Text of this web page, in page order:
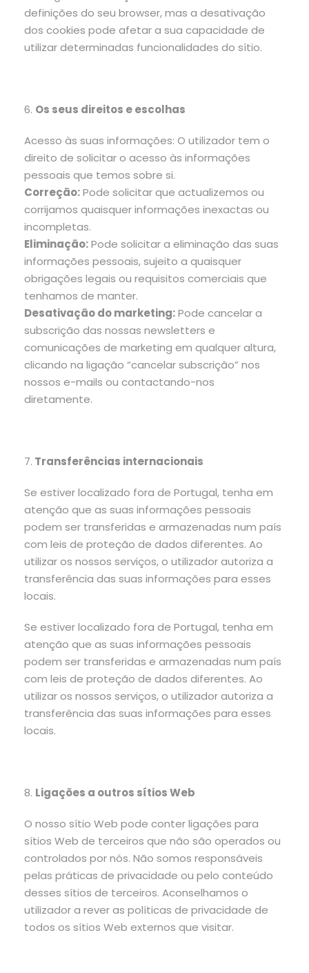
definições do seu browser, mas a desativação
dos cookies pode afetar a sua capacidade de
utilizar determinadas funcionalidades do sítio.
6. Os seus direitos e escolhas
Acesso às suas informações: O utilizador tem o
direito de solicitar o acesso às informações
pessoais que temos sobre si.
Correção:Pode solicitar que actualizemos ou
corrijamos quaisquer informações inexactas ou
incompletas.
Eliminação:Pode solicitar a eliminação das suas
informações pessoais, sujeito a quaisquer
obrigações legais ou requisitos comerciais que
tenhamos de manter.
Desativação do marketing:Pode cancelar a
subscrição das nossas newsletters e
comunicações de marketing em qualquer altura,
clicando na ligação “cancelar subscrição” nos
nossos e-mails ou contactando-nos
diretamente.
7. Transferências internacionais
Se estiver localizado fora de Portugal, tenha em
atenção que as suas informações pessoais
podem ser transferidas e armazenadas num país
com leis de proteção de dados diferentes. Ao
utilizar os nossos serviços, o utilizador autoriza a
transferência das suas informações para esses
locais.
Se estiver localizado fora de Portugal, tenha em
atenção que as suas informações pessoais
podem ser transferidas e armazenadas num país
com leis de proteção de dados diferentes. Ao
utilizar os nossos serviços, o utilizador autoriza a
transferência das suas informações para esses
locais.
8. Ligações a outros sítios Web
O nosso sítio Web pode conter ligações para
sítios Web de terceiros que não são operados ou
controlados por nós. Não somos responsáveis
pelas práticas de privacidade ou pelo conteúdo
desses sítios de terceiros. Aconselhamos o
utilizador a rever as políticas de privacidade de
todos os sítios Web externos que visitar.